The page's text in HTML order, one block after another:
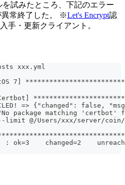
試みたところ、下記のエラー
異常終了した。 ※Let's Encrypt認
手・更新クライアント。
xxx.yml
7]
Certbot]
=> {"changed": false,
package matching 'certbot'
limit @/Users/xxx/server/
changed=2